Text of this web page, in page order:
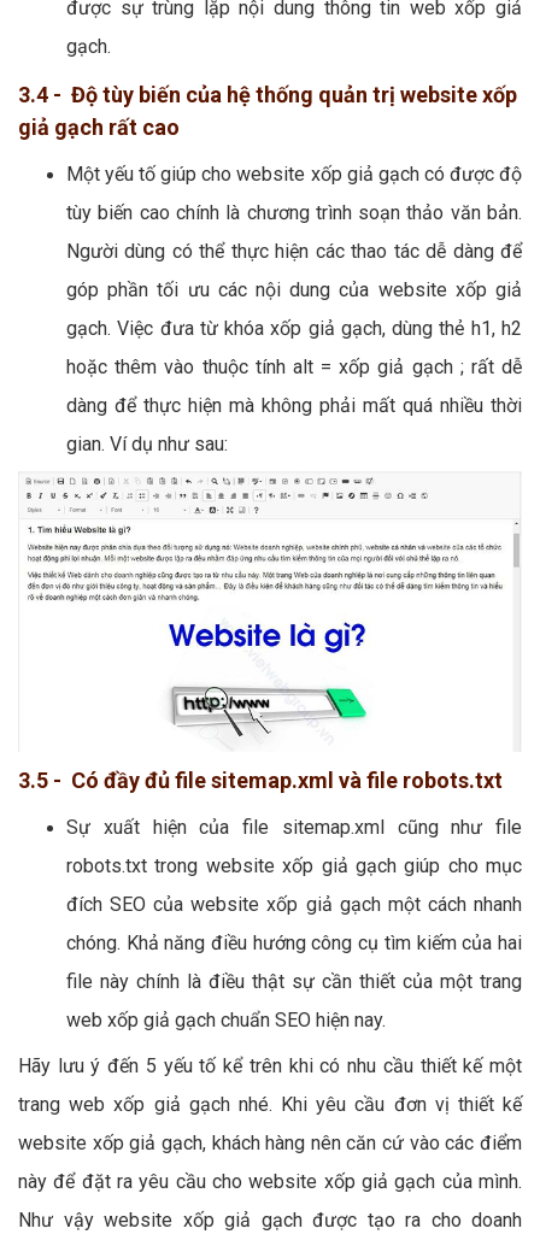
được sự trùng lặp nội dung thông tin web xốp giả
gạch.
3.4 - Độ tùy biến của hệ thống quản trị website xốp
giả gạch rất cao
Một yếu tố giúp cho website xốp giả gạch có được độ
tùy biến cao chính là chương trình soạn thảo văn bản.
Người dùng có thể thực hiện các thao tác dễ dàng để
góp phần tối ưu các nội dung của website xốp giả
gạch. Việc đưa từ khóa xốp giả gạch, dùng thẻ h1, h2
hoặc thêm vào thuộc tính alt = xốp giả gạch ; rất dễ
dàng để thực hiện mà không phải mất quá nhiều thời
gian. Ví dụ như sau:
3.5 - Có đầy đủ file sitemap.xml và file robots.txt
Sự xuất hiện của file sitemap.xml cũng như file
robots.txt trong website xốp giả gạch giúp cho mục
đích SEO của website xốp giả gạch một cách nhanh
chóng. Khả năng điều hướng công cụ tìm kiếm của hai
file này chính là điều thật sự cần thiết của một trang
web xốp giả gạch chuẩn SEO hiện nay.
Hãy lưu ý đến 5 yếu tố kể trên khi có nhu cầu thiết kế một
trang web xốp giả gạch nhé. Khi yêu cầu đơn vị thiết kế
website xốp giả gạch, khách hàng nên căn cứ vào các điểm
này để đặt ra yêu cầu cho website xốp giả gạch của mình.
Như vậy website xốp giả gạch được tạo ra cho doanh